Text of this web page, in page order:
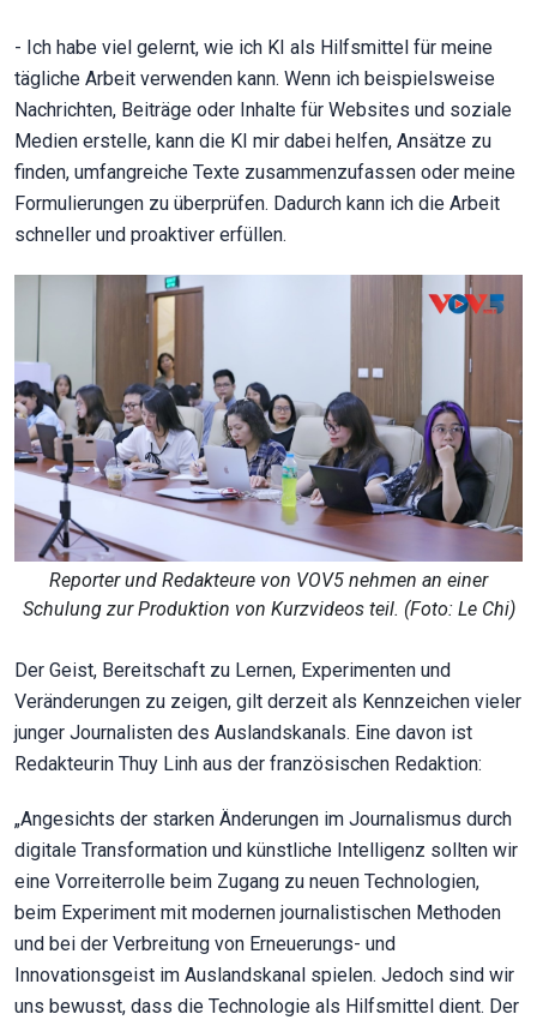
- Ich habe viel gelernt, wie ich KI als Hilfsmittel für meine
tägliche Arbeit verwenden kann. Wenn ich beispielsweise
Nachrichten, Beiträge oder Inhalte für Websites und soziale
Medien erstelle, kann die KI mir dabei helfen, Ansätze zu
finden, umfangreiche Texte zusammenzufassen oder meine
Formulierungen zu überprüfen. Dadurch kann ich die Arbeit
schneller und proaktiver erfüllen.
Reporter und Redakteure von VOV5 nehmen an einer
Schulung zur Produktion von Kurzvideos teil. (Foto: Le Chi)
Der Geist, Bereitschaft zu Lernen, Experimenten und
Veränderungen zu zeigen, gilt derzeit als Kennzeichen vieler
junger Journalisten des Auslandskanals. Eine davon ist
Redakteurin Thuy Linh aus der französischen Redaktion:
„Angesichts der starken Änderungen im Journalismus durch
digitale Transformation und künstliche Intelligenz sollten wir
eine Vorreiterrolle beim Zugang zu neuen Technologien,
beim Experiment mit modernen journalistischen Methoden
und bei der Verbreitung von Erneuerungs- und
Innovationsgeist im Auslandskanal spielen. Jedoch sind wir
uns bewusst, dass die Technologie als Hilfsmittel dient. Der